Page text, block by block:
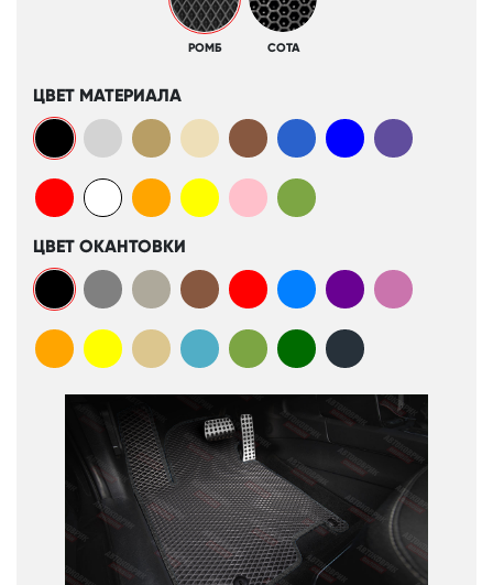
РОМБ СОТА
ЦВЕТ МАТЕРИАЛА
ЦВЕТ ОКАНТОВКИ